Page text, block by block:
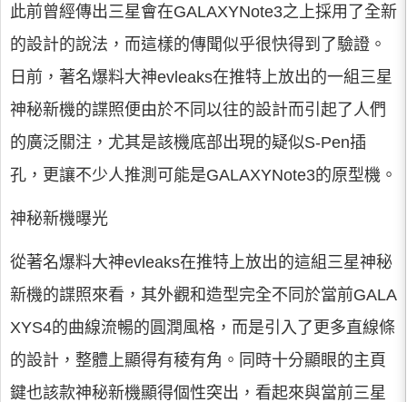
此前曾經傳出三星會在GALAXYNote3之上採用了全新
的設計的說法，而這樣的傳聞似乎很快得到了驗證。
日前，著名爆料大神evleaks在推特上放出的一組三星
神秘新機的諜照便由於不同以往的設計而引起了人們
的廣泛關注，尤其是該機底部出現的疑似S-Pen插
孔，更讓不少人推測可能是GALAXYNote3的原型機。
神秘新機曝光
從著名爆料大神evleaks在推特上放出的這組三星神秘
新機的諜照來看，其外觀和造型完全不同於當前GALA
XYS4的曲線流暢的圓潤風格，而是引入了更多直線條
的設計，整體上顯得有稜有角。同時十分顯眼的主頁
鍵也該款神秘新機顯得個性突出，看起來與當前三星